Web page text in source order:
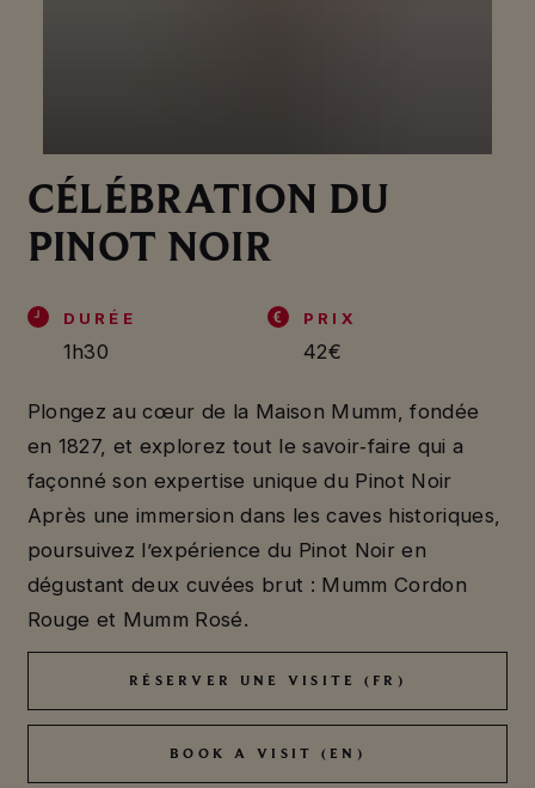
CÉLÉBRATION DU
PINOT NOIR
DURÉE
1h30
PRIX
42€
Plongez au cœur de la Maison Mumm, fondée
en 1827, et explorez tout le savoir‑faire qui a
façonné son expertise unique du Pinot Noir
Après une immersion dans les caves historiques,
poursuivez l’expérience du Pinot Noir en
dégustant deux cuvées brut : Mumm Cordon
Rouge et Mumm Rosé.
RÉSERVER UNE VISITE (FR)
RÉSERVER UNE VISITE (FR)
BOOK A VISIT (EN)
BOOK A VISIT (EN)